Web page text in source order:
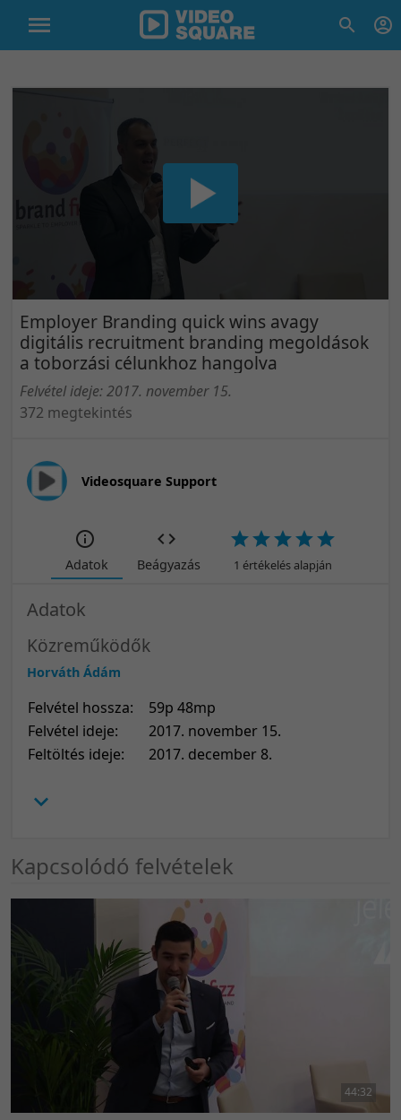
Employer Branding quick wins avagy
digitális recruitment branding megoldások
a toborzási célunkhoz hangolva
Felvétel ideje: 2017. november 15.
372 megtekintés
Videosquare Support
Adatok Beágyazás 1 értékelés alapján
Adatok
Közreműködők
Horváth Ádám
Felvétel hossza:
59p 48mp
Felvétel ideje:
2017. november 15.
Feltöltés ideje:
2017. december 8.
Kapcsolódó felvételek
44:32